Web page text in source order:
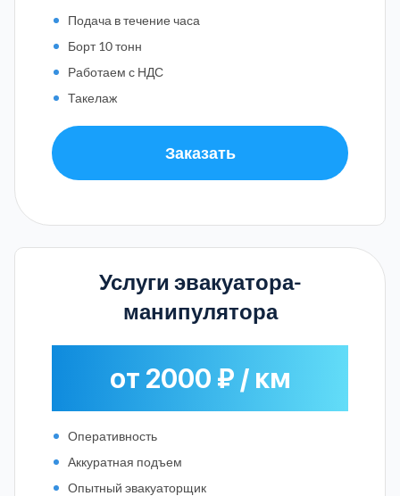
Подача в течение часа
Борт 10 тонн
Работаем с НДС
Такелаж
Заказать
Услуги эвакуатора-
манипулятора
от 2000 ₽ / км
Оперативность
Аккуратная подъем
Опытный эвакуаторщик